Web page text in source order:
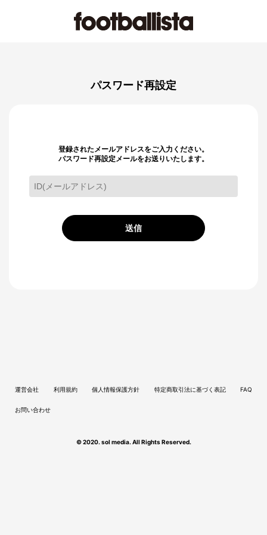
パスワード再設定
登録されたメールアドレスをご入力ください。
パスワード再設定メールをお送りいたします。
送信
運営会社 利用規約 個人情報保護方針 特定商取引法に基づく表記 FAQ
お問い合わせ
© 2020. sol media. All Rights Reserved.